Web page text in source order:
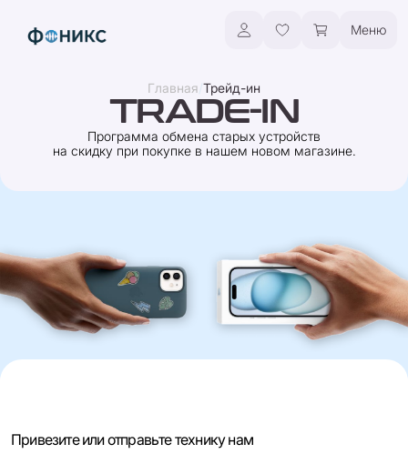
Меню
Главная Трейд-ин
TRADE-IN
Программа обмена старых устройств
на скидку при покупке в нашем новом магазине.
Привезите или отправьте технику нам